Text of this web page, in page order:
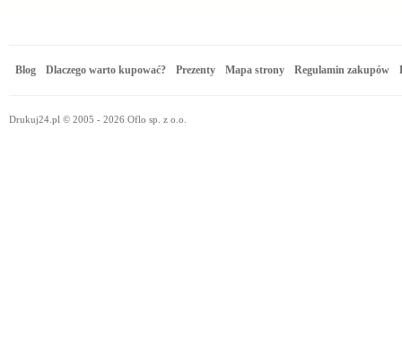
Blog Dlaczego warto kupować? Prezenty Mapa strony Regulamin zakupów
Drukuj24.pl © 2005 - 2026 Oflo sp. z o.o.